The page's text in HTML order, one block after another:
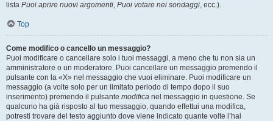
lista Puoi aprire nuovi argomenti, Puoi votare nei sondaggi, ecc.).
Top
Come modifico o cancello un messaggio?
Puoi modificare o cancellare solo i tuoi messaggi, a meno che tu non sia un
amministratore o un moderatore. Puoi cancellare un messaggio premendo il
pulsante con la «X» nel messaggio che vuoi eliminare. Puoi modificare un
messaggio (a volte solo per un limitato periodo di tempo dopo il suo
inserimento) premendo il pulsante modifica nel messaggio in questione. Se
qualcuno ha già risposto al tuo messaggio, quando effettui una modifica,
potresti trovare del testo aggiunto dove viene indicato quante volte l’hai